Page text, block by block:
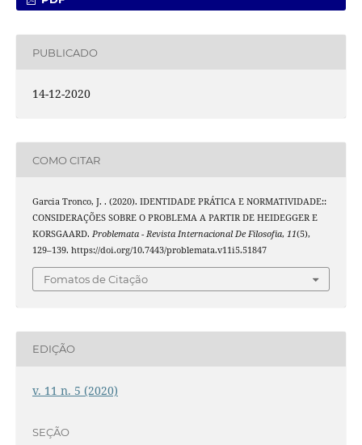
PUBLICADO
14-12-2020
COMO CITAR
Garcia Tronco, J. . (2020). IDENTIDADE PRÁTICA E NORMATIVIDADE::
CONSIDERAÇÕES SOBRE O PROBLEMA A PARTIR DE HEIDEGGER E
KORSGAARD. Problemata - Revista Internacional De Filosofia, 11(5),
129–139. https://doi.org/10.7443/problemata.v11i5.51847
Fomatos de Citação
EDIÇÃO
v. 11 n. 5 (2020)
SEÇÃO